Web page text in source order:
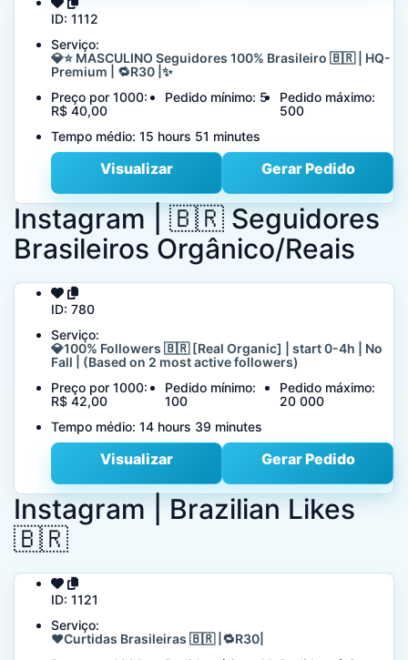
ID: 1112
Serviço:
💎⭐ MASCULINO Seguidores 100% Brasileiro 🇧🇷 | HQ-
Premium | 🔁R30 |✨
Preço por 1000:
R$ 40,00
Pedido mínimo: 5
Pedido máximo:
500
Tempo médio: 15 hours 51 minutes
Visualizar Gerar Pedido
Instagram | 🇧🇷 Seguidores
Brasileiros Orgânico/Reais
ID: 780
Serviço:
💎100% Followers 🇧🇷 [Real Organic] | start 0-4h | No
Fall | (Based on 2 most active followers)
Preço por 1000:
R$ 42,00
Pedido mínimo:
100
Pedido máximo:
20 000
Tempo médio: 14 hours 39 minutes
Visualizar Gerar Pedido
Instagram | Brazilian Likes
🇧🇷
ID: 1121
Serviço:
❤️Curtidas Brasileiras 🇧🇷 |🔁R30|